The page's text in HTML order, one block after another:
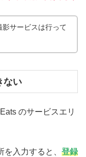
サービスは行って
ない
のサービスエリ
入力すると、 登録